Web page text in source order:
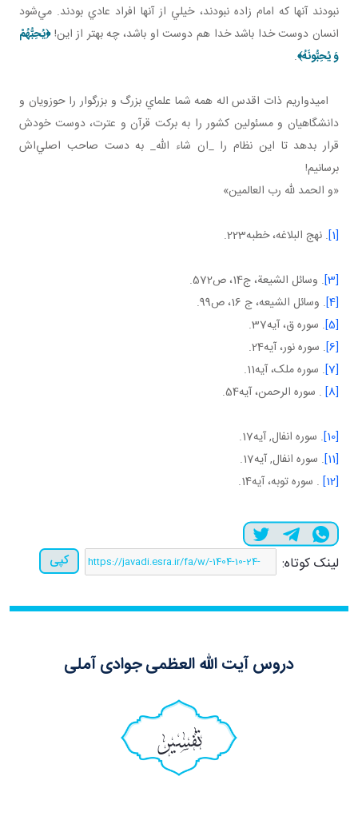
نبودند آنها که امام زاده نبودند، خيلي از آنها افراد عادي بودند. مي‌شود
انسان دوست خدا باشد خدا هم دوست او باشد، چه بهتر از اين!﴿يُحِبُّهُمْ
وَ يُحِبُّونَهُ﴾.
اميدواريم ذات اقدس اله همه شما علماي بزرگ و بزرگوار را حوزويان و
دانشگاهيان و مسئولين کشور را به برکت قرآن و عترت، دوست خودش
قرار بدهد تا اين نظام را _ان شاء الله_ به دست صاحب اصلي‌اش
برسانيم!
«و الحمد لله رب العالمين»
[1] . نهج البلاغه، خطبه223.
[3]
. وسائل الشيعة، ج‌14، ص572.
[4] . وسائل الشيعه، ج 16، ص99.
[5] . سوره ق، آيه37.
[6] . سوره نور، آيه24.
[7] . سوره ملک، آيه11.
[8]
. سوره الرحمن، آيه54.
[10]
. سوره انفال, آيه17.
[11]
. سوره انفال, آيه17.
[12]
. سوره توبه، آيه14.
لینک کوتاه: کپی
دروس آیت الله العظمی جوادی آملی
تفسیر